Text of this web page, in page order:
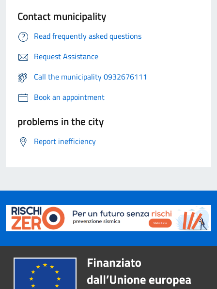
Contact municipality
Read frequently asked questions
Request Assistance
Call the municipality 0932676111
Book an appointment
problems in the city
Report inefficiency